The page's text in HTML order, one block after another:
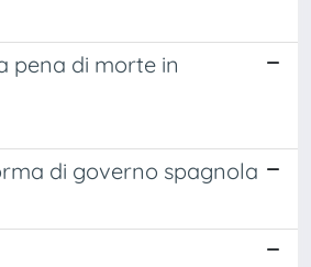
pena di morte in
di governo spagnola